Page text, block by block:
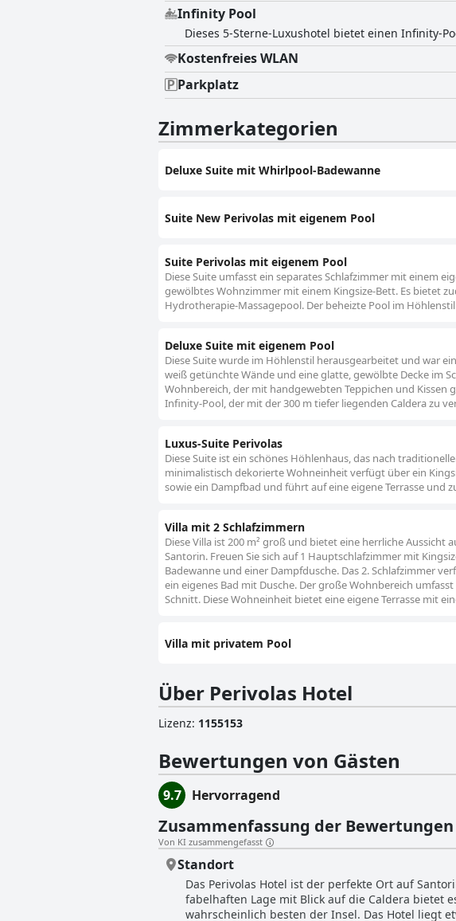
Infinity Pool
Dieses 5-Sterne-Luxushotel bietet einen Infinity-
Kostenfreies WLAN
Parkplatz
Zimmerkategorien
Deluxe Suite mit Whirlpool-Badewanne
Suite New Perivolas mit eigenem Pool
Suite Perivolas mit eigenem Pool
Diese Suite umfasst ein separates Schlafzimmer mit einem
gewölbtes Wohnzimmer mit einem Kingsize-Bett. Es bietet
Hydrotherapie-Massagepool. Der beheizte Pool im
Deluxe Suite mit eigenem Pool
Diese Suite wurde im Höhlenstil herausgearbeitet und war
weiß getünchte Wände und eine glatte, gewölbte Decke im
Wohnbereich, der mit handgewebten Teppichen und Kissen
Infinity-Pool, der mit der 300 m tiefer liegenden Caldera zu
Luxus-Suite Perivolas
Diese Suite ist ein schönes Höhlenhaus, das nach
minimalistisch dekorierte Wohneinheit verfügt über ein
sowie ein Dampfbad und führt auf eine eigene Terrasse und
Villa mit 2 Schlafzimmern
Diese Villa ist 200 m² groß und bietet eine herrliche
Santorin. Freuen Sie sich auf 1 Hauptschlafzimmer mit
Badewanne und einer Dampfdusche. Das 2. Schlafzimmer
ein eigenes Bad mit Dusche. Der große Wohnbereich
Schnitt. Diese Wohneinheit bietet eine eigene Terrasse mit
Villa mit privatem Pool
Über Perivolas Hotel
Lizenz: 1155153
Bewertungen von Gästen
9.7 Hervorragend
Zusammenfassung der Bewertungen
Von KI zusammengefasst
Standort
Das Perivolas Hotel ist der perfekte Ort auf
fabelhaften Lage mit Blick auf die Caldera bietet
wahrscheinlich besten der Insel. Das Hotel liegt